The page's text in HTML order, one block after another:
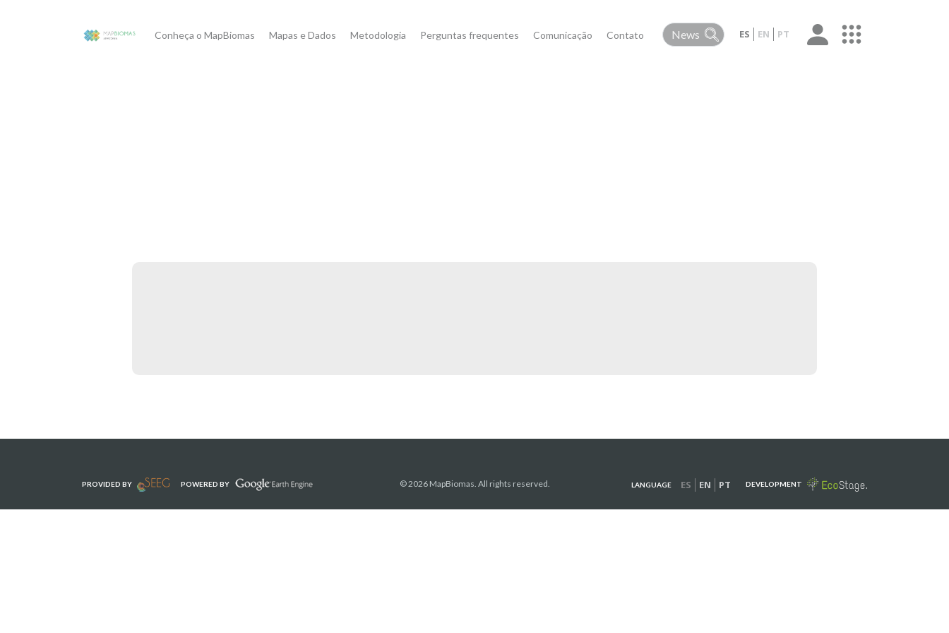
Conheça o MapBiomas Mapas e Dados Metodologia Perguntas frequentes Comunicação Contato ES EN PT
PROVIDED BY POWERED BY © 2026 MapBiomas. All rights reserved. LANGUAGE ES EN PT DEVELOPMENT